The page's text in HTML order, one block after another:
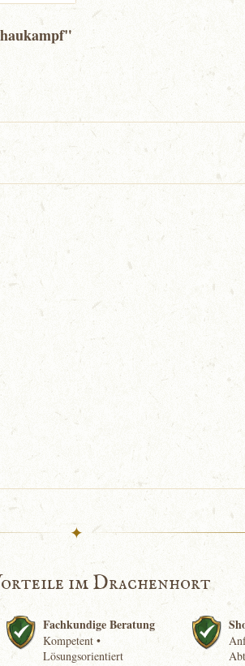
✦
im Drachenhort
Fachkundige Beratung
Kompetent •
Lösungsorientiert